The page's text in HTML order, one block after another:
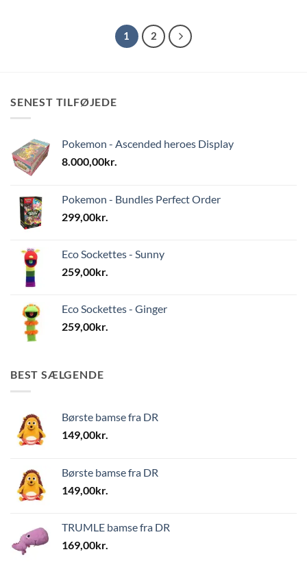
1 2
SENEST TILFØJEDE
Pokemon - Ascended heroes Display
8.000,00kr.
Pokemon - Bundles Perfect Order
299,00kr.
Eco Sockettes - Sunny
259,00kr.
Eco Sockettes - Ginger
259,00kr.
BEST SÆLGENDE
Børste bamse fra DR
149,00kr.
Børste bamse fra DR
149,00kr.
TRUMLE bamse fra DR
169,00kr.